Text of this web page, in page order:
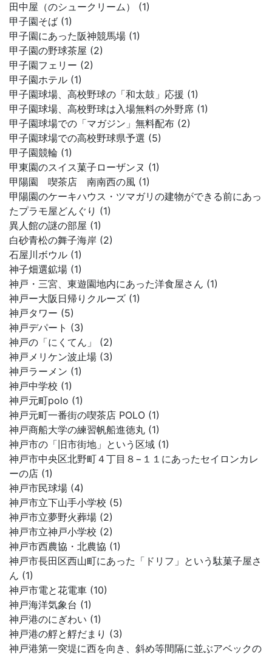
田中屋（のシュークリーム） (1)
甲子園そば (1)
甲子園にあった阪神競馬場 (1)
甲子園の野球茶屋 (2)
甲子園フェリー (2)
甲子園ホテル (1)
甲子園球場、高校野球の「和太鼓」応援 (1)
甲子園球場、高校野球は入場無料の外野席 (1)
甲子園球場での「マガジン」無料配布 (2)
甲子園球場での高校野球県予選 (5)
甲子園競輪 (1)
甲東園のスイス菓子ローザンヌ (1)
甲陽園 喫茶店 南南西の風 (1)
甲陽園のケーキハウス・ツマガリの建物ができる前にあっ
たプラモ屋どんぐり (1)
異人館の謎の部屋 (1)
白砂青松の舞子海岸 (2)
石屋川ボウル (1)
神子畑選鉱場 (1)
神戸・三宮、東遊園地内にあった洋食屋さん (1)
神戸ー大阪日帰りクルーズ (1)
神戸タワー (5)
神戸デパート (3)
神戸の「にくてん」 (2)
神戸メリケン波止場 (3)
神戸ラーメン (1)
神戸中学校 (1)
神戸元町polo (1)
神戸元町一番街の喫茶店 POLO (1)
神戸商船大学の練習帆船進徳丸 (1)
神戸市の「旧市街地」という区域 (1)
神戸市中央区北野町４丁目８−１１にあったセイロンカレ
ーの店 (1)
神戸市民球場 (4)
神戸市立下山手小学校 (5)
神戸市立夢野火葬場 (2)
神戸市立神戸小学校 (2)
神戸市西農協・北農協 (1)
神戸市長田区西山町にあった「ドリフ」という駄菓子屋さ
ん (1)
神戸市電と花電車 (10)
神戸海洋気象台 (1)
神戸港のにぎわい (1)
神戸港の艀と艀だまり (3)
神戸港第一突堤に西を向き、斜め等間隔に並ぶアベックの